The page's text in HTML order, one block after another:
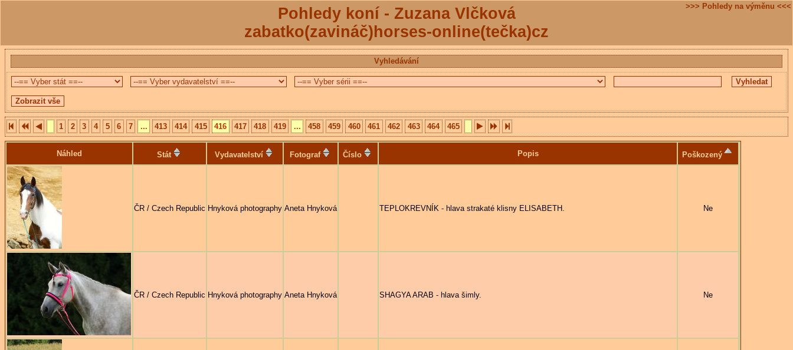
Pohledy koní - Zuzana Vlčková
zabatko(zavináč)horses-online(tečka)cz
>>> Pohledy na výměnu <<<
Vyhledávání
1 2 3 4 5 6 7 ... 413 414 415 416 417 418 419 ... 458 459 460 461 462 463 464 465
Náhled Stát Vydavatelství Fotograf Číslo Popis Poškozený
ČR / Czech Republic Hnyková photography Aneta Hnyková TEPLOKREVNÍK - hlava strakaté klisny ELISABETH. Ne
ČR / Czech Republic Hnyková photography Aneta Hnyková SHAGYA ARAB - hlava šimly. Ne